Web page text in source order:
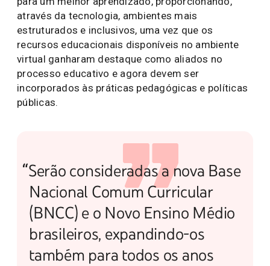
através da tecnologia, ambientes mais
estruturados e inclusivos, uma vez que os
recursos educacionais disponíveis no ambiente
virtual ganharam destaque como aliados no
processo educativo e agora devem ser
incorporados às práticas pedagógicas e políticas
públicas.
“Serão consideradas a nova Base
Nacional Comum Curricular
(BNCC) e o Novo Ensino Médio
brasileiros, expandindo-os
também para todos os anos